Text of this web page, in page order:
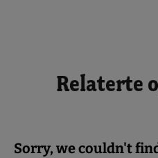
Relaterte
Sorry, we couldn't